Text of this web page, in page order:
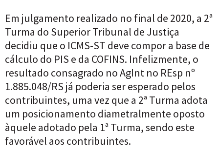
Em julgamento realizado no final de 2020, a 2ª
Turma do Superior Tribunal de Justiça
decidiu que o ICMS-ST deve compor a base de
cálculo do PIS e da COFINS. Infelizmente, o
resultado consagrado no AgInt no REsp nº
1.885.048/RS já poderia ser esperado pelos
contribuintes, uma vez que a 2ª Turma adota
um posicionamento diametralmente oposto
àquele adotado pela 1ª Turma, sendo este
favorável aos contribuintes.